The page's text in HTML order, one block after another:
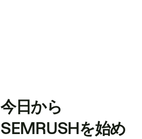
今日から
SEMRUSHを始め